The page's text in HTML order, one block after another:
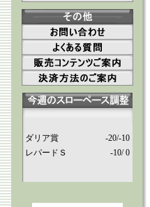
ダリア賞
-20/-10
レパードＳ
-10/ 0